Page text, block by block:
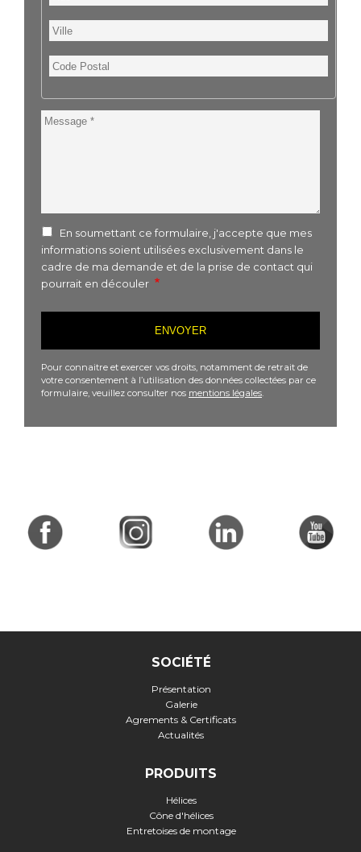
Ville
Code
Postal
Message
En soumettant ce formulaire, j'accepte que mes
informations soient utilisées exclusivement dans le
cadre de ma demande et de la prise de contact qui
pourrait en découler
Pour connaitre et exercer vos droits, notamment de retrait de
votre consentement à l’utilisation des données collectées par ce
formulaire, veuillez consulter nos mentions légales
SOCIÉTÉ
Présentation
Galerie
Agrements & Certificats
Actualités
PRODUITS
Hélices
Cône d'hélices
Entretoises de montage